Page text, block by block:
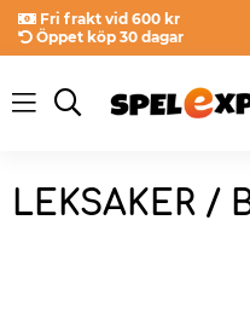
Fri frakt vid 600 kr
Öppet köp 30 dagar
LEKSAKER /